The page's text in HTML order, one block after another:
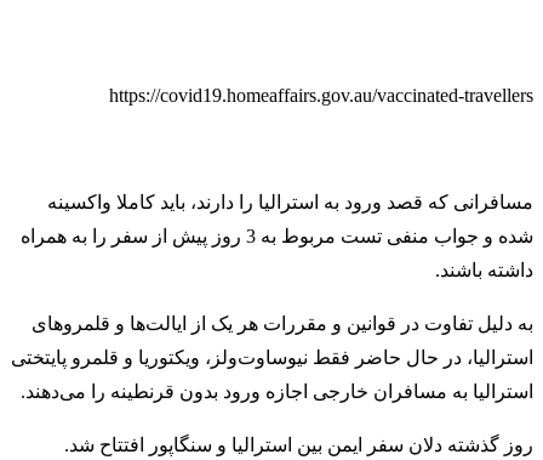
https://covid19.homeaffairs.gov.au/vaccinated-travellers
مسافرانی که قصد ورود به استرالیا را دارند، باید کاملا واکسینه
شده و جواب منفی تست مربوط به 3 روز پیش از سفر را به همراه
داشته باشند.
به دلیل تفاوت در قوانین و مقررات هر یک از ایالت‌ها و قلمروهای
استرالیا، در حال حاضر فقط نیو‌ساوت‌ولز، ویکتوریا و قلمرو پایتختی
استرالیا به مسافران خارجی اجازه ورود بدون قرنطینه را می‌دهند.
روز گذشته دلان سفر ایمن بین استرالیا و سنگاپور افتتاح شد.